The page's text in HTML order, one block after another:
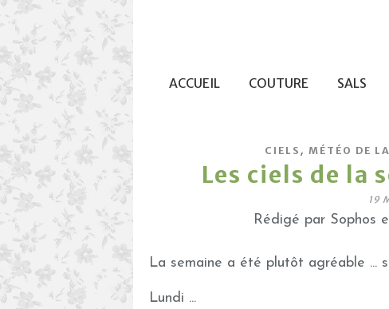
ACCUEIL COUTURE SALS
CIELS , MÉTÉO DE
Les ciels de la
19
Rédigé par Sophos
La semaine a été plutôt agréable ...
Lundi ...